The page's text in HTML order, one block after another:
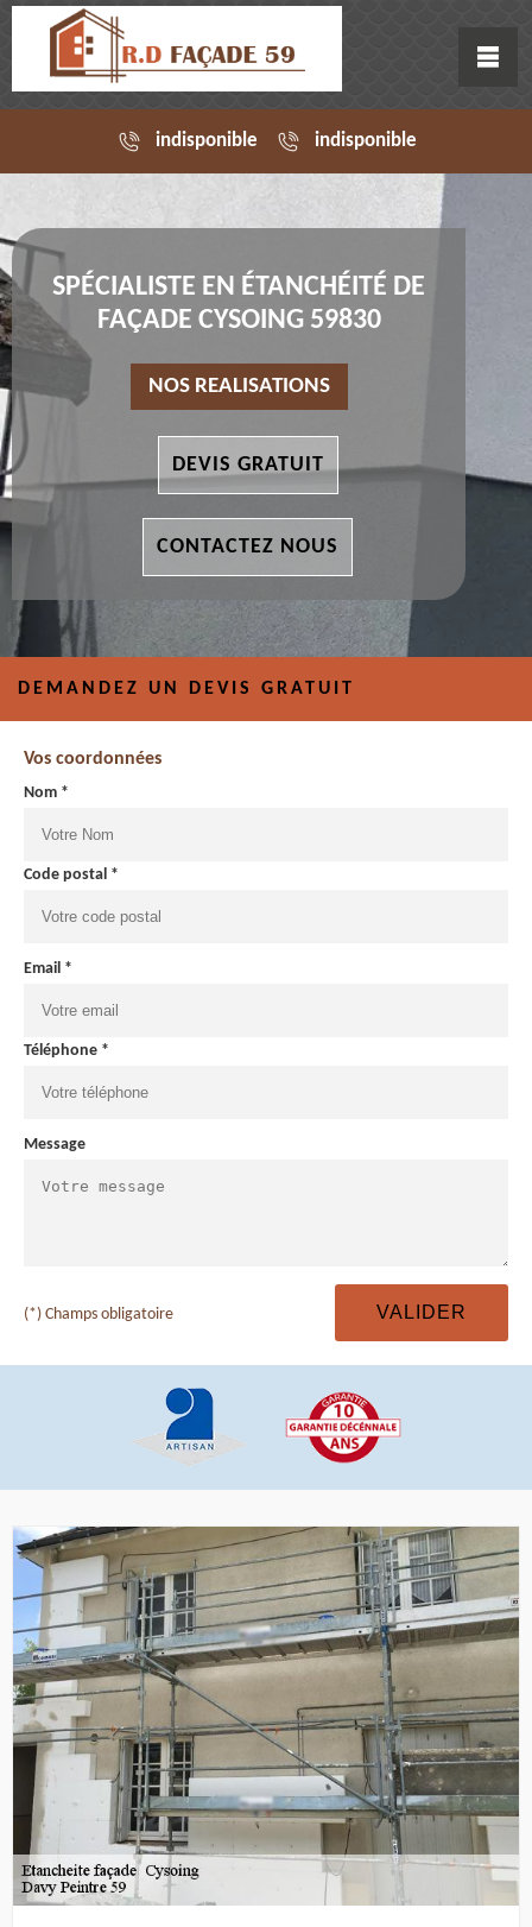
indisponible indisponible
SPÉCIALISTE EN ÉTANCHÉITÉ DE
FAÇADE CYSOING 59830
NOS REALISATIONS
DEVIS GRATUIT
CONTACTEZ NOUS
DEMANDEZ UN DEVIS GRATUIT
Vos coordonnées
Nom *
Code postal *
Email *
Téléphone *
Message
(*) Champs obligatoire